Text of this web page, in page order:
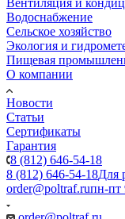
Вентиляция и
Водоснабжение
Сельское хозяйство
Экология и
Пищевая
О компании
Новости
Статьи
Сертификаты
Гарантия
8 (812) 646-54-18
8 (812) 646-54-18Для
order@poltraf.ruпн-пт